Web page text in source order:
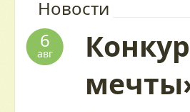
Новости
6
авг